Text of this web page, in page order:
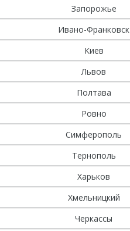
Запорожье
Ивано-Франковск
Киев
Львов
Полтава
Ровно
Симферополь
Тернополь
Харьков
Хмельницкий
Черкассы